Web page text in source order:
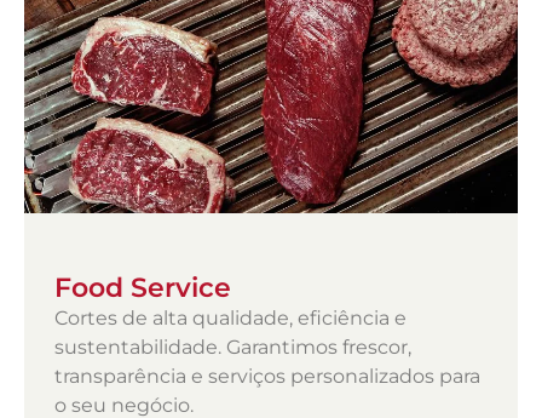
Food Service
Cortes de alta qualidade, eficiência e
sustentabilidade. Garantimos frescor,
transparência e serviços personalizados para
o seu negócio.